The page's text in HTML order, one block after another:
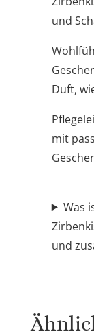
und
Duft,
mit
Was
und